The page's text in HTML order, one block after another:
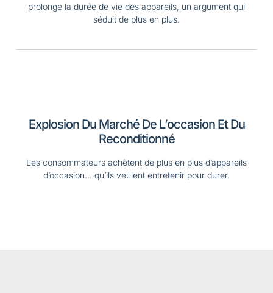
prolonge la durée de vie des appareils, un argument qui
séduit de plus en plus.
Explosion Du Marché De L’occasion Et Du
Reconditionné
Les consommateurs achètent de plus en plus d’appareils
d’occasion… qu’ils veulent entretenir pour durer.